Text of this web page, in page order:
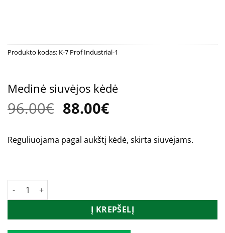
Produkto kodas: K-7 Prof Industrial-1
Medinė siuvėjos kėdė
96.00€ Original
was:
96.00€.
88.00€Current
is:
88.00€.
Reguliuojama pagal aukštį kėdė, skirta siuvėjams.
produkto kiekis: Medinė siuvėjos kėdė
Į KREPŠELĮ